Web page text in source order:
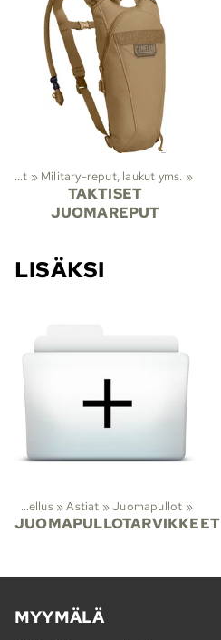
Viranomaistuotteet ‪» Military-reput, laukut yms. ‪»
TAKTISET
JUOMAREPUT
LISÄKSI
Vaellus ‪»Astiat ‪»Juomapullot ‪»
JUOMAPULLOTARVIKKEET
MYYMÄLÄ